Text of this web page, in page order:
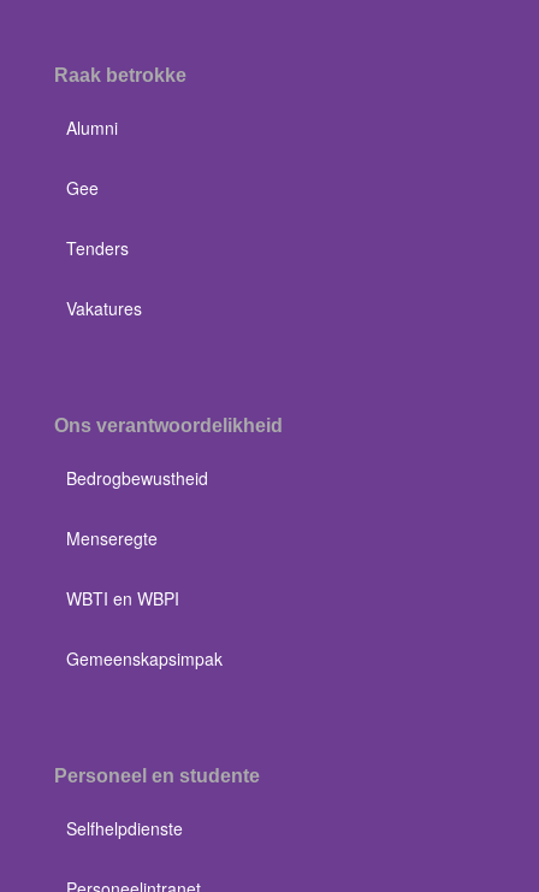
Raak betrokke
Alumni
Gee
Tenders
Vakatures
Ons verantwoordelikheid
Bedrogbewustheid
Menseregte
WBTI en WBPI
Gemeenskapsimpak
Personeel en studente
Selfhelpdienste